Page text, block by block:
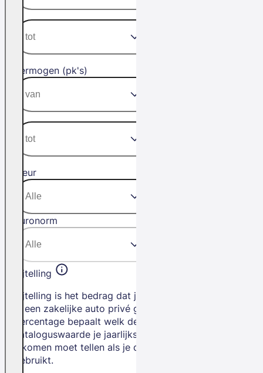
Vermogen (pk's)
Kleur
Euronorm
Bijtelling
Bijtelling is het bedrag dat je betaalt als
je een zakelijke auto privé gebruikt. Het
percentage bepaalt welk deel van de
cataloguswaarde je jaarlijks bij je
inkomen moet tellen als je de auto privé
gebruikt.